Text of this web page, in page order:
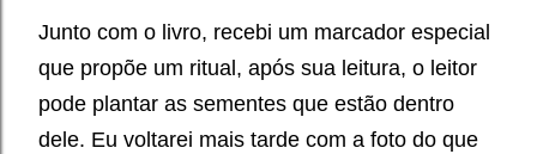
Junto com o livro, recebi um marcador especial
que propõe um ritual, após sua leitura, o leitor
pode plantar as sementes que estão dentro
dele. Eu voltarei mais tarde com a foto do que